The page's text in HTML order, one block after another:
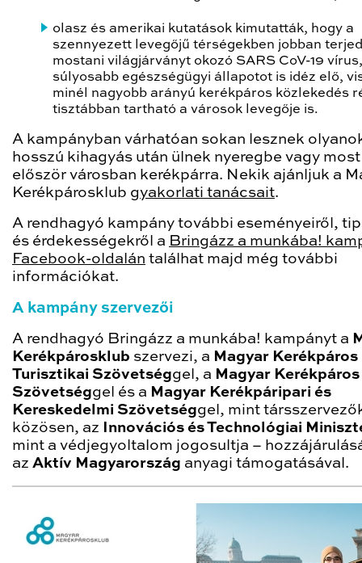
olasz és amerikai kutatások kimutatták, hogy a
szennyezett levegőjű térségekben jobban
mostani világjárványt okozó SARS CoV-19
súlyosabb egészségügyi állapotot is idéz elő,
minél nagyobb arányú kerékpáros közlekedés
tisztábban tartható a városok levegője is.
A kampányban várhatóan sokan lesznek
hosszú kihagyás után ülnek nyeregbe vagy
először városban kerékpárra. Nekik ajánljuk a
Kerékpárosklub gyakorlati tanácsait.
A rendhagyó kampány további eseményeiről,
és érdekességekről a Bringázz a munkába!
Facebook-oldalán találhat majd még további
információkat.
A kampány szervezői
A rendhagyó Bringázz a munkába! kampányt a
Kerékpárosklub szervezi, a Magyar Kerékpáros
Turisztikai Szövetséggel, a Magyar Kerékpáros
Szövetséggel és a Magyar Kerékpáripari és
Kereskedelmi Szövetséggel, mint
közösen, az
Innovációs és Technológiai
mint a védjegyoltalom jogosultja –
az Aktív Magyarország anyagi támogatásával.